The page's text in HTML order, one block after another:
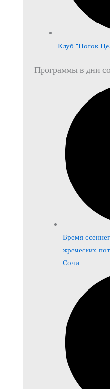
Клуб "Поток
Программы в дни
Время
жреческих
Сочи